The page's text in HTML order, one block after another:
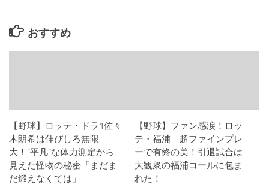
おすすめ
【野球】ロッテ・ドラ1佐々
木朗希は伸びしろ無限
大！“平凡”な体力測定から
見えた怪物の秘密「まだま
だ鍛えなくては」
【野球】ファン感涙！ロッ
テ・福浦 超ファインプレ
ーで有終の美！引退試合は
大観衆の福浦コールに包ま
れた！